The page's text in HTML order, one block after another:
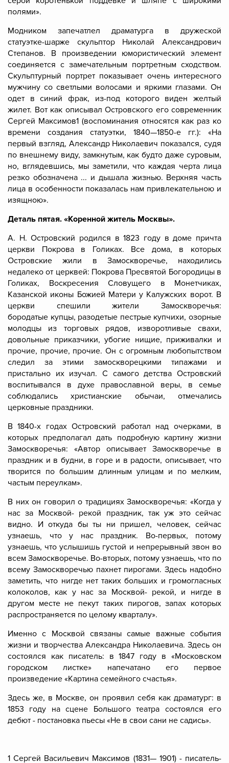
полями».
Модником запечатлел драматурга в дружеской
статуэтке-шарже скульптор Николай Александрович
Степанов. В произведении юмористический элемент
соединяется с замечательным портретным сходством.
Скульптурный портрет показывает очень интересного
мужчину со светлыми волосами и яркими глазами. Он
одет в синий фрак, из-под которого виден желтый
жилет. Вот как описывал Островского его современник
Сергей Максимов1(воспоминания относятся как раз ко
времени создания статуэтки, 1840—1850-е гг.): «На
первый взгляд, Александр Николаевич показался, судя
по внешнему виду, замкнутым, как будто даже суровым,
но, вглядевшись, мы заметили, что каждая черта лица
резко обозначена ... и дышала жизнью. Верхняя часть
лица в особенности показалась нам привлекательною и
изящною».
Деталь пятая. «Коренной житель Москвы».
А. Н. Островский родился в 1823 году в доме причта
церкви Покрова в Голиках. Все дома, в которых
Островские жили в Замоскворечье, находились
недалеко от церквей: Покрова Пресвятой Богородицы в
Голиках, Воскресения Словущего в Монетчиках,
Казанской иконы Божией Матери у Калужских ворот. В
церкви спешили жители Замоскворечья:
бородатые купцы, разодетые пестрые купчихи, озорные
молодцы из торговых рядов, изворотливые свахи,
довольные приказчики, убогие нищие, приживалки и
прочие, прочие, прочие. Он с огромным любопытством
следил за этими замоскворецкими типажами и
пристально их изучал. С самого детства Островский
воспитывался в духе православной веры, в семье
соблюдались христианские обычаи, отмечались
церковные праздники.
В 1840-х годах Островский работал над очерками, в
которых предполагал дать подробную картину жизни
Замоскворечья: «Автор описывает Замоскворечье в
праздник и в будни, в горе и в радости, описывает, что
творится по большим длинным улицам и по мелким,
частым переулкам».
В них он говорил о традициях Замоскворечья: «Когда у
нас за Москвой- рекой праздник, так уж это сейчас
видно. И откуда бы ты ни пришел, человек, сейчас
узнаешь, что у нас праздник. Во-первых, потому
узнаешь, что услышишь густой и непрерывный звон во
всем Замоскворечье. Во-вторых, потому узнаешь, что по
всему Замоскворечью пахнет пирогами. Здесь надобно
заметить, что нигде нет таких больших и громогласных
колоколов, как у нас за Москвой- рекой, и нигде в
другом месте не пекут таких пирогов, запах которых
распространяется по целому кварталу».
Именно с Москвой связаны самые важные события
жизни и творчества Александра Николаевича. Здесь он
состоялся как писатель: в 1847 году в «Московском
городском листке» напечатано его первое
произведение «Картина семейного счастья».
Здесь же, в Москве, он проявил себя как драматург: в
1853 году на сцене Большого театра состоялся его
дебют - постановка пьесы «Не в свои сани не садись».
1 Сергей Васильевич Максимов (1831— 1901) - писатель-